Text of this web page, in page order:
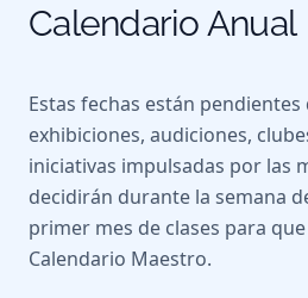
Calendario Anual
Estas fechas están
exhibiciones, audiciones,
iniciativas impulsadas por las
decidirán durante la semana
primer mes de clases para
Calendario Maestro.